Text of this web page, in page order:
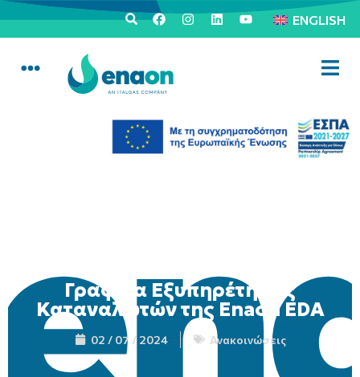
ENGLISH
Γραφεία Εξυπηρέτησης
Καταναλωτών της Enaon EDA
02 / 07 / 2024 Ανακοινώσεις